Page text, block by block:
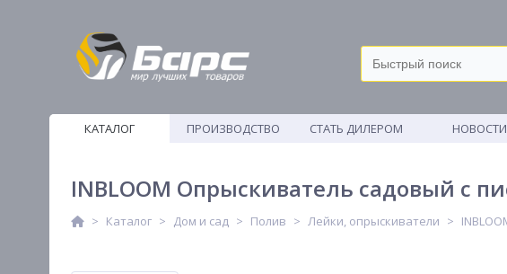
КАТАЛОГ
ПРОИЗВОДСТВО
СТАТЬ ДИЛЕРОМ НОВОСТИ
INBLOOM Опрыскиватель садовый с
Каталог Дом и сад Полив Лейки, опрыскиватели